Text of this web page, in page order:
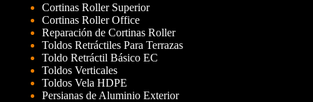
Cortinas Roller Superior
Cortinas Roller Office
Reparación de Cortinas Roller
Toldos Retráctiles Para Terrazas
Toldo Retráctil Básico EC
Toldos Verticales
Toldos Vela HDPE
Persianas de Aluminio Exterior